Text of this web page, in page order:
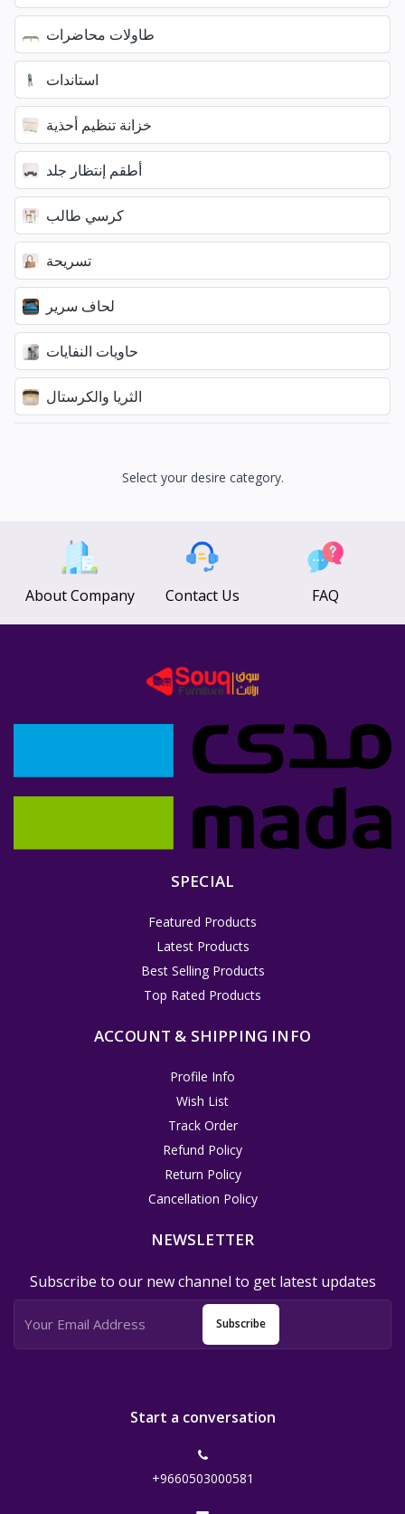
طاولات محاضرات
استاندات
خزانة تنظيم أحذية
أطقم إنتظار جلد
كرسي طالب
تسريحة
لحاف سرير
حاويات النفايات
الثريا والكرستال
Select your desire category.
About Company Contact Us FAQ
SPECIAL
Featured Products
Latest Products
Best Selling Products
Top Rated Products
ACCOUNT & SHIPPING INFO
Profile Info
Wish List
Track Order
Refund Policy
Return Policy
Cancellation Policy
NEWSLETTER
Subscribe to our new channel to get latest updates
Subscribe
Start a conversation
+9660503000581